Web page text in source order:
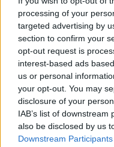
processing of your
targeted advertising by
section to confirm your
opt-out request is
interest-based ads
us or personal
your opt-out. You may
disclosure of your
IAB’s list of
also be disclosed by us
Downstream Participants